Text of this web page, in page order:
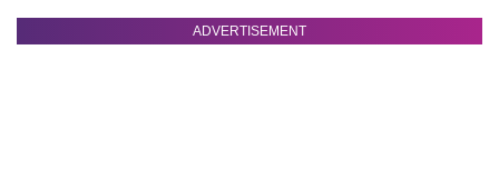
ADVERTISEMENT